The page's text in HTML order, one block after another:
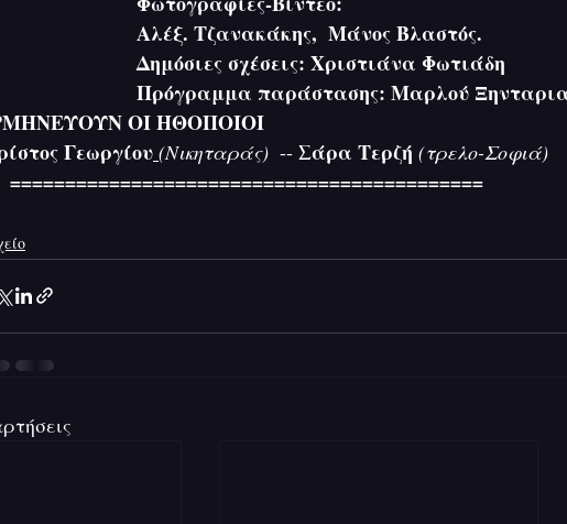
                              Αλέξ. Τζανακάκης,  Μάνος Βλαστός.
                              Δημόσιες σχέσεις: Χριστιάνα Φωτιάδη
Πρόγραμμα παράστασης: Μαρλού
ΟΙ ΗΘΟΠΟΙΟΙ
Γεωργίου
(Νικηταράς) -- Σάρα Τερζή (τρελο-Σοφιά)
       ===========================================